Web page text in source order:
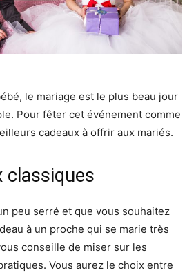
le mariage est le plus beau jour
Pour fêter cet événement comme
cadeaux à offrir aux mariés.
classiques
peu serré et que vous souhaitez
à un proche qui se marie très
conseille de miser sur les
Vous aurez le choix entre